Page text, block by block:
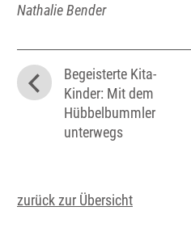
Nathalie Bender
Begeisterte Kita-
Kinder: Mit dem
Hübbelbummler
unterwegs
zurück zur Übersicht